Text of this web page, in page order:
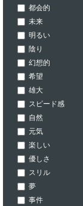
都会的
未来
明るい
陰り
幻想的
希望
雄大
スピード感
自然
元気
楽しい
優しさ
スリル
夢
事件